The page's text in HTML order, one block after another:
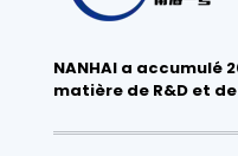
NANHAI a accumulé
matière de R&D et